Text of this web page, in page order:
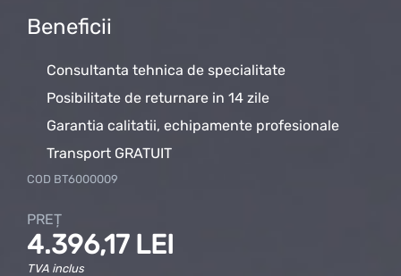
Beneficii
Consultanta tehnica de specialitate
Posibilitate de returnare in 14 zile
Garantia calitatii, echipamente profesionale
Transport GRATUIT
COD BT6000009
PREȚ
4.396,17 LEI
TVA inclus